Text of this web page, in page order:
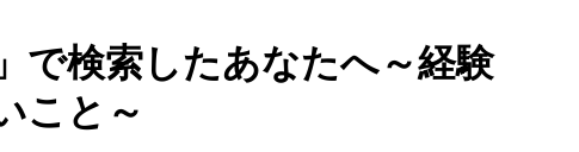
で検索したあなたへ～経験
こと～